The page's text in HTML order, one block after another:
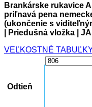
Brankárske rukavice
priľnavá pena
(ukončenie s
| Priedušná vložka |
VEĽKOSTNÉ
Odtieň